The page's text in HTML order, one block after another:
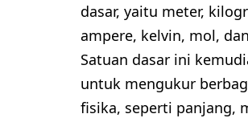
dasar, yaitu meter,
ampere, kelvin, mol,
Satuan dasar ini
untuk mengukur
fisika, seperti panjang,